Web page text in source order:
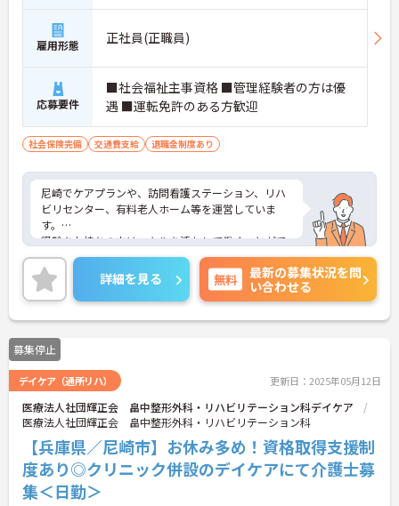
雇用形態 正社員(正職員)
応募要件
■社会福祉主事資格 ■管理経験者の方は優
遇 ■運転免許のある方歓迎
社会保険完備 交通費支給 退職金制度あり
尼崎でケアプランや、訪問看護ステーション、リハ
ビリセンター、有料老人ホーム等を運営していま
す。
経験をお持ちの方はスキルを活かして働くことがで
きますよ！
こちらはリハビリセンターでの勤務となります。興
味をお持ちの方はぜひ一度ご応募ください！
詳細を見る 無料
最新の募集状況を問
い合わせる
募集停止
デイケア（通所リハ） 更新日：2025年05月12日
医療法人社団輝正会 畠中整形外科・リハビリテーション科デイケア
医療法人社団輝正会 畠中整形外科・リハビリテーション科
【兵庫県／尼崎市】お休み多め！資格取得支援制
度あり◎クリニック併設のデイケアにて介護士募
集＜日勤＞